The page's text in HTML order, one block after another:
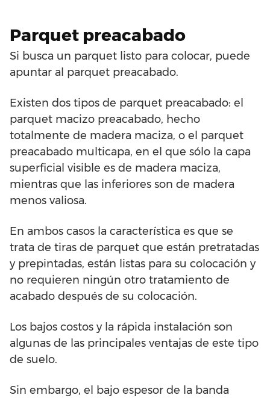
Parquet preacabado
Si busca un parquet listo para colocar, puede
apuntar al parquet preacabado.
Existen dos tipos de parquet preacabado: el
parquet macizo preacabado, hecho
totalmente de madera maciza, o el parquet
preacabado multicapa, en el que sólo la capa
superficial visible es de madera maciza,
mientras que las inferiores son de madera
menos valiosa.
En ambos casos la característica es que se
trata de tiras de parquet que están pretratadas
y prepintadas, están listas para su colocación y
no requieren ningún otro tratamiento de
acabado después de su colocación.
Los bajos costos y la rápida instalación son
algunas de las principales ventajas de este tipo
de suelo.
Sin embargo, el bajo espesor de la banda